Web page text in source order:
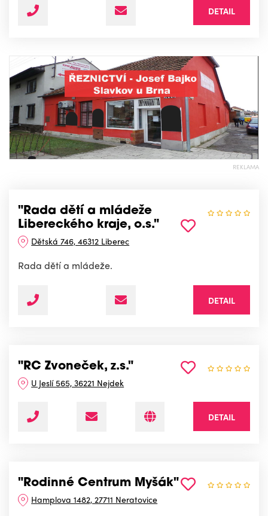
DETAIL
REKLAMA
"Rada dětí a mládeže
Libereckého kraje, o.s."
Dětská 746, 46312 Liberec
Rada dětí a mládeže.
DETAIL
"RC Zvoneček, z.s."
U Jeslí 565, 36221 Nejdek
DETAIL
"Rodinné Centrum Myšák"
Hamplova 1482, 27711 Neratovice